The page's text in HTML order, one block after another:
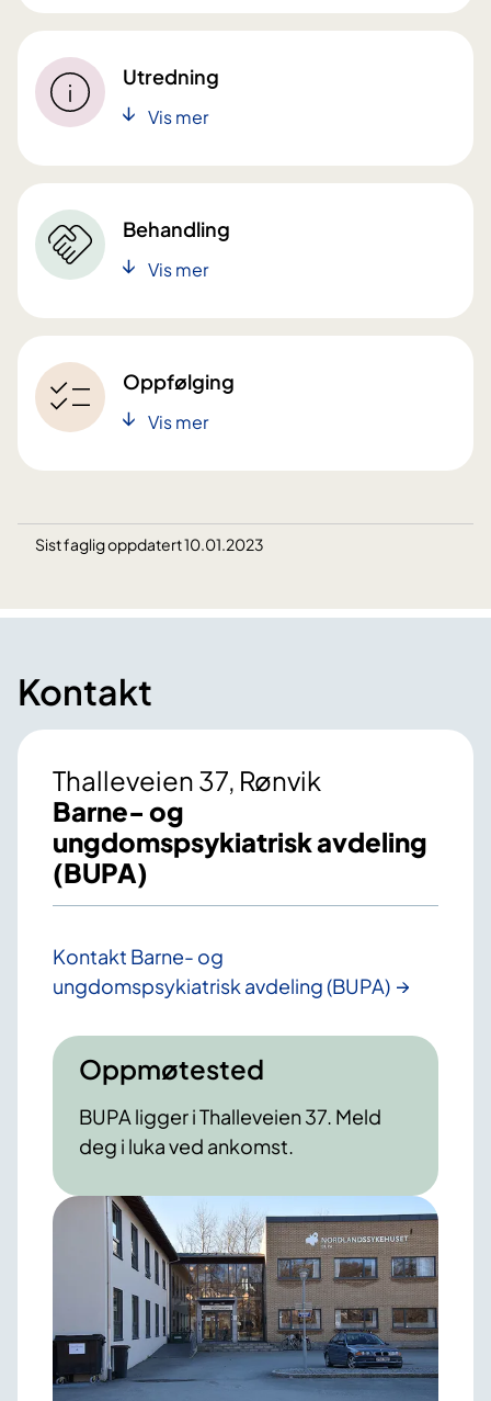
Utredning
Vis mer
Behandling
Vis mer
Oppfølging
Vis mer
Sist faglig oppdatert 10.01.2023
Kontakt
Thalleveien 37, Rønvik
Barne- og
ungdomspsykiatrisk avdeling
(BUPA)
Kontakt Barne- og
ungdomspsykiatrisk avdeling (BUPA)
Oppmøtested
BUPA ligger i Thalleveien 37. Meld
deg i luka ved ankomst.